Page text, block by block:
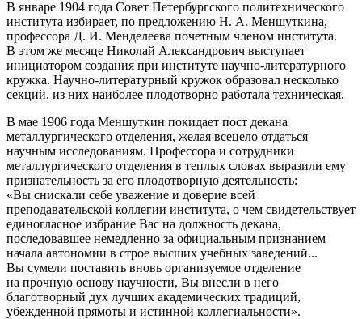
В январе 1904 года Совет Петербургского политехнического
института избирает, по предложению Н. А. Меншуткина,
профессора Д. И. Менделеева почетным членом института.
В этом же месяце Николай Александрович выступает
инициатором создания при институте научно-литературного
кружка. Научно-литературный кружок образовал несколько
секций, из них наиболее плодотворно работала техническая.
В мае 1906 года Меншуткин покидает пост декана
металлургического отделения, желая всецело отдаться
научным исследованиям. Профессора и сотрудники
металлургического отделения в теплых словах выразили ему
признательность за его плодотворную деятельность:
Вы снискали себе уважение и доверие всей
преподавательской коллегии института, о чем свидетельствует
единогласное избрание Вас на должность декана,
последовавшее немедленно за официальным признанием
начала автономии в строе высших учебных заведений...
Вы сумели поставить вновь организуемое отделение
на прочную основу научности, Вы внесли в него
благотворный дух лучших академических традиций,
убежденной прямоты и истинной коллегиальности .